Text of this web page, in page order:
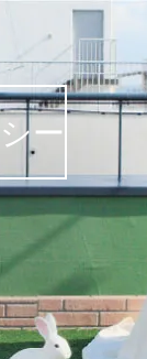
来場
予約
MENU
ー